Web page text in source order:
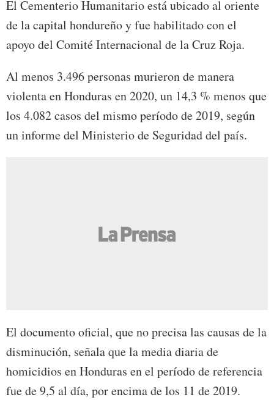
El Cementerio Humanitario está ubicado al oriente
de la capital hondureño y fue habilitado con el
apoyo del Comité Internacional de la Cruz Roja.
Al menos 3.496 personas murieron de manera
violenta en Honduras en 2020, un 14,3 % menos que
los 4.082 casos del mismo período de 2019, según
un informe del Ministerio de Seguridad del país.
El documento oficial, que no precisa las causas de la
disminución, señala que la media diaria de
homicidios en Honduras en el período de referencia
fue de 9,5 al día, por encima de los 11 de 2019.